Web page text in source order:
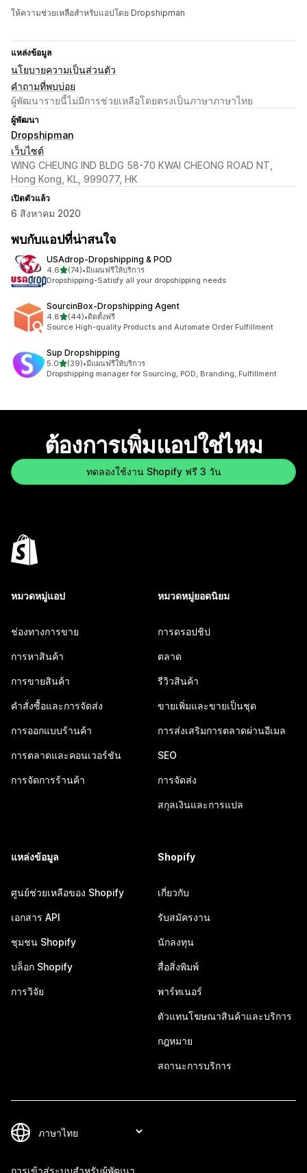
ให้ความช่วยเหลือสำหรับแอปโดย Dropshipman
แหล่งข้อมูล
นโยบายความเป็นส่วนตัว
คำถามที่พบบ่อย
ผู้พัฒนารายนี้ไม่มีการช่วยเหลือโดยตรงเป็นภาษาภาษาไทย
ผู้พัฒนา
Dropshipman
เว็บไซต์
WING CHEUNG IND BLDG 58-70 KWAI CHEONG ROAD NT,
Hong Kong, KL, 999077, HK
เปิดตัวแล้ว
6 สิงหาคม 2020
พบกับแอปที่น่าสนใจ
USAdrop‑Dropshipping & POD
4.6เต็ม 5 ดาว
(74)
ทั้งหมด 74 รีวิว
•มีแผนฟรีให้บริการ
Dropshipping-Satisfy all your dropshipping needs
SourcinBox‑Dropshipping Agent
4.8เต็ม 5 ดาว
(44)
ทั้งหมด 44 รีวิว
•ติดตั้งฟรี
Source High-quality Products and Automate Order Fulfillment
Sup Dropshipping
5.0เต็ม 5 ดาว
(39)
ทั้งหมด 39 รีวิว
•มีแผนฟรีให้บริการ
Dropshipping manager for Sourcing, POD, Branding, Fulfillment
ต้องการเพิ่มแอปใช่ไหม
ทดลองใช้งาน Shopify ฟรี 3 วัน
หมวดหมู่แอป
ช่องทางการขาย
การหาสินค้า
การขายสินค้า
คำสั่งซื้อและการจัดส่ง
การออกแบบร้านค้า
การตลาดและคอนเวอร์ชัน
การจัดการร้านค้า
หมวดหมู่ยอดนิยม
การดรอปชิป
ตลาด
รีวิวสินค้า
ขายเพิ่มและขายเป็นชุด
การส่งเสริมการตลาดผ่านอีเมล
SEO
การจัดส่ง
สกุลเงินและการแปล
แหล่งข้อมูล
ศูนย์ช่วยเหลือของ Shopify
เอกสาร API
ชุมชน Shopify
บล็อก Shopify
การวิจัย
Shopify
เกี่ยวกับ
รับสมัครงาน
นักลงทุน
สื่อสิ่งพิมพ์
พาร์ทเนอร์
ตัวแทนโฆษณาสินค้าและบริการ
กฎหมาย
สถานะการบริการ